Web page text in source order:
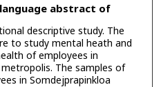
abstract of
descriptive study. The
to study mental heath and
of employees in
The samples of
in Somdejprapinkloa